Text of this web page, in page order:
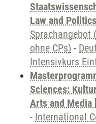
Law and Politics
Sprachangebot
ohne CPs) -
Intensivkurs
Sciences:
Arts and Media
- International